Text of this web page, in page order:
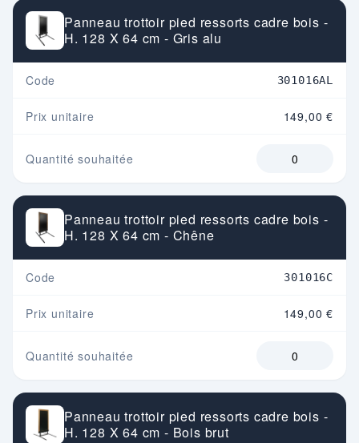
Panneau trottoir pied ressorts cadre bois -
H. 128 X 64 cm - Gris alu
Code 301016AL
Prix unitaire 149,00 €
Quantité souhaitée
Panneau trottoir pied ressorts cadre bois -
H. 128 X 64 cm - Chêne
Code 301016C
Prix unitaire 149,00 €
Quantité souhaitée
Panneau trottoir pied ressorts cadre bois -
H. 128 X 64 cm - Bois brut